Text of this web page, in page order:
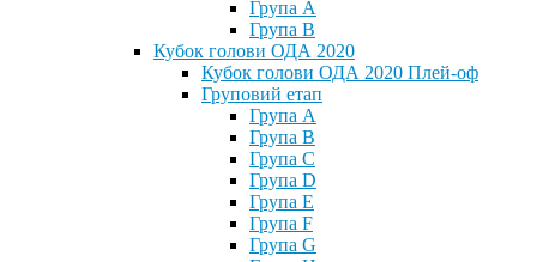
Група А
Група В
Кубок голови ОДА 2020
Кубок голови ОДА 2020 Плей-оф
Груповий етап
Група A
Група B
Група C
Група D
Група E
Група F
Група G